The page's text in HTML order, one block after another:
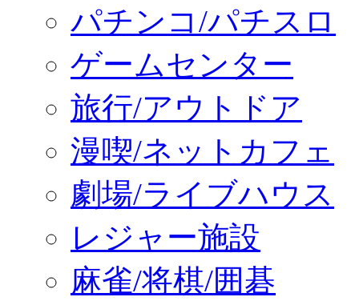
パチンコ/パチスロ
ゲームセンター
旅行/アウトドア
漫喫/ネットカフェ
劇場/ライブハウス
レジャー施設
麻雀/将棋/囲碁